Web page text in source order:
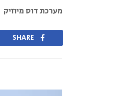
מערכת דוס מיוזיק
SHARE